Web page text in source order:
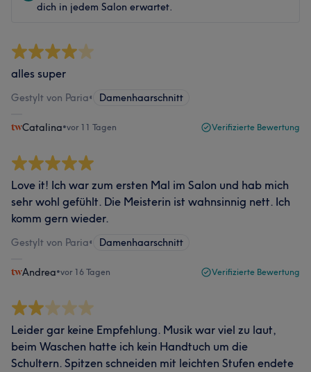
dich in jedem Salon erwartet.
alles super
Gestylt von Paria• Damenhaarschnitt
Catalina•vor 11 Tagen Verifizierte Bewertung
Love it! Ich war zum ersten Mal im Salon und hab mich
sehr wohl gefühlt. Die Meisterin ist wahnsinnig nett. Ich
komm gern wieder.
Gestylt von Paria• Damenhaarschnitt
Andrea•vor 16 Tagen Verifizierte Bewertung
Leider gar keine Empfehlung. Musik war viel zu laut,
beim Waschen hatte ich kein Handtuch um die
Schultern. Spitzen schneiden mit leichten Stufen endete